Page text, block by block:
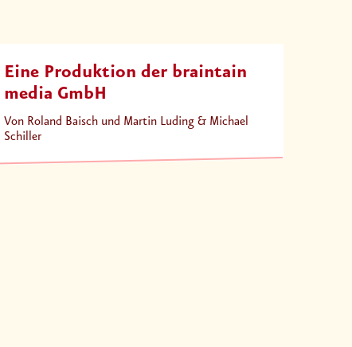
Eine Produktion der braintain
media GmbH
Von Roland Baisch und Martin Luding & Michael
Schiller